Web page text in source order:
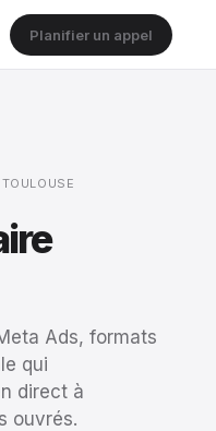
Planifier un appel
TOULOUSE
Ads, formats
qui
direct à
ouvrés.